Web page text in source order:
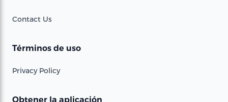
Contact Us
Términos de uso
Privacy Policy
Obtener la aplicación